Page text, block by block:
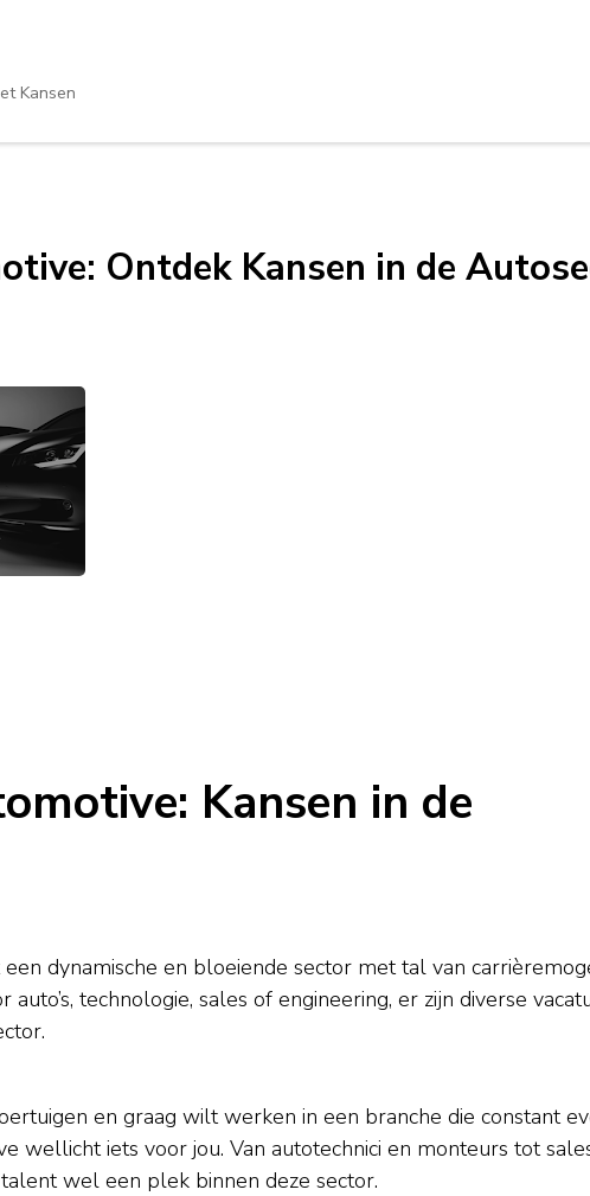
Kansen
Ontdek Kansen in de
Kansen in de
dynamische en bloeiende sector met tal van
technologie, sales of engineering, er zijn diverse
en graag wilt werken in een branche die constant
wellicht iets voor jou. Van autotechnici en monteurs tot
wel een plek binnen deze sector.